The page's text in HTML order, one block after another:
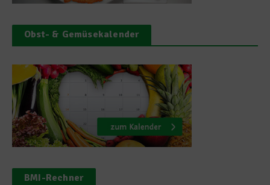
Obst- & Gemüsekalender
BMI-Rechner